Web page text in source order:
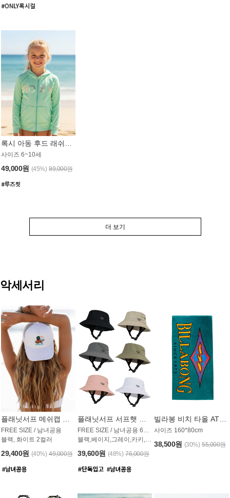
록시 아동 후드 래쉬가드 GT764MRX
사이즈 6~10세
49,000원 (45%) 89,000원
더 보기
악세서리
FREE SIZE / 남녀공용
블랙, 화이트 2컬러
29,400원 (40%) 49,000원
블랙,베이지,그레이,카키,핑크,화이트
39,600원 (48%) 76,000원
사이즈 160*80cm
38,500원 (30%) 55,000원